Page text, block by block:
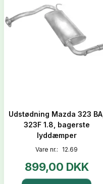
Udstødning Mazda 323 BA,
323F 1.8, bagerste
lyddæmper
Vare nr.: 12.69
899,00 DKK